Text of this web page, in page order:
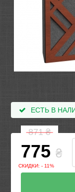
ЕСТЬ В
871₴
775 ₴
СКИДКИ: - 11%